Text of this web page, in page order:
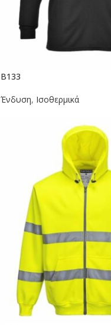
B133
Ένδυση, Ισοθερμικά